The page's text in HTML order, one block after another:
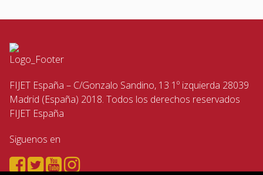
FIJET España – C/Gonzalo Sandino, 13 1º izquierda 28039
Madrid (España) 2018. Todos los derechos reservados
FIJET España
Siguenos en